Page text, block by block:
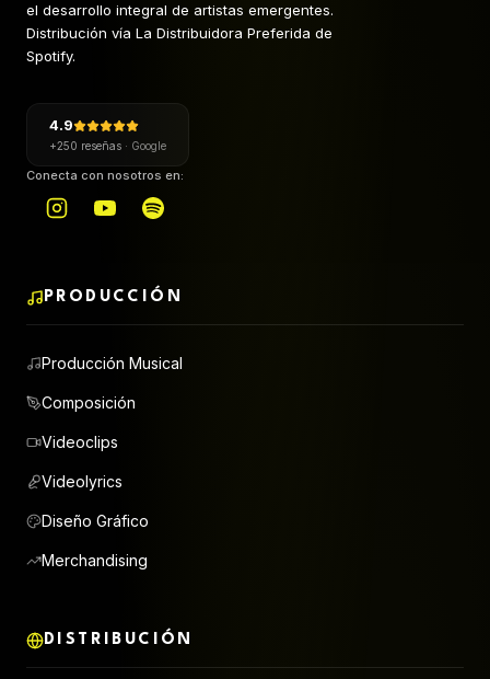
el desarrollo integral de artistas emergentes.
Distribución vía La Distribuidora Preferida de
Spotify.
4.9
+250 reseñas · Google
Conecta con nosotros en:
PRODUCCIÓN
Producción Musical
Composición
Videoclips
Videolyrics
Diseño Gráfico
Merchandising
DISTRIBUCIÓN